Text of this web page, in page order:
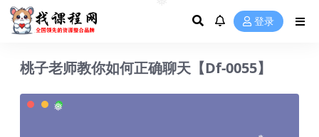
登录
桃子老师教你如何正确聊天【Df-0055】